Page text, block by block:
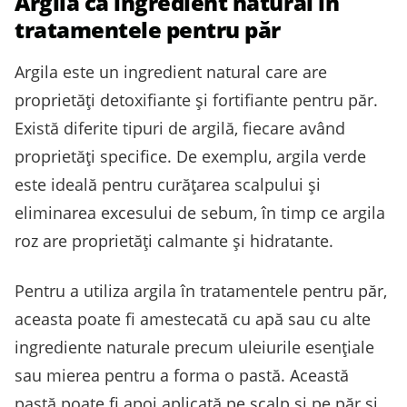
tratamentele pentru păr
Argila este un ingredient natural care are
proprietăți detoxifiante și fortifiante pentru păr.
Există diferite tipuri de argilă, fiecare având
proprietăți specifice. De exemplu, argila verde
este ideală pentru curățarea scalpului și
eliminarea excesului de sebum, în timp ce argila
roz are proprietăți calmante și hidratante.
Pentru a utiliza argila în tratamentele pentru păr,
aceasta poate fi amestecată cu apă sau cu alte
ingrediente naturale precum uleiurile esențiale
sau mierea pentru a forma o pastă. Această